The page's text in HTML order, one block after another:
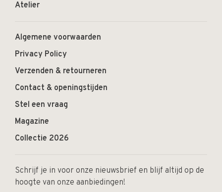
Atelier
Algemene voorwaarden
Privacy Policy
Verzenden & retourneren
Contact & openingstijden
Stel een vraag
Magazine
Collectie 2026
Schrijf je in voor onze nieuwsbrief en blijf altijd op de
hoogte van onze aanbiedingen!